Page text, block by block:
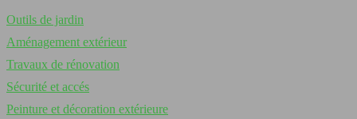
Outils de jardin
Aménagement extérieur
Travaux de rénovation
Sécurité et accés
Peinture et décoration extérieure